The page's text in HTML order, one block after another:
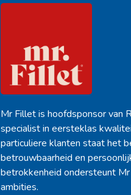
Mr Fillet is hoofdsponsor van
specialist in eersteklas
particuliere klanten staat het
betrouwbaarheid en
betrokkenheid ondersteunt
ambities.